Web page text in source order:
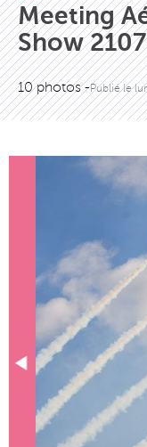
Meeting
Show 2107
10 photos -Publié le